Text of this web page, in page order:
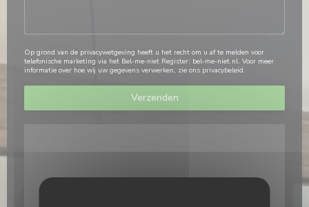
Op grond van de privacywetgeving heeft u het recht om u af te melden voor
telefonische marketing via het Bel-me-niet Register: bel-me-niet.nl. Voor meer
informatie over hoe wij uw gegevens verwerken, zie ons privacybeleid.